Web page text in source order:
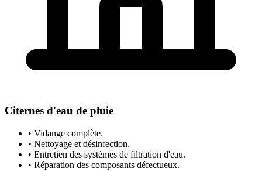
Citernes d'eau de pluie
• Vidange complète.
• Nettoyage et désinfection.
• Entretien des systèmes de filtration d'eau.
• Réparation des composants défectueux.